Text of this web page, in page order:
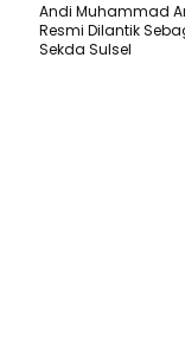
Andi Muhammad
Resmi Dilantik
Sekda Sulsel